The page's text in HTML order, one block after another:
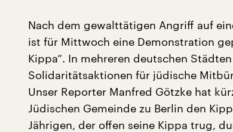
Nach dem gewalttätigen Angriff auf
ist für Mittwoch eine Demonstration
Kippa“. In mehreren deutschen
Solidaritätsaktionen für jüdische
Unser Reporter Manfred Götzke hat
Jüdischen Gemeinde zu Berlin den
Jährigen, der offen seine Kippa trug,